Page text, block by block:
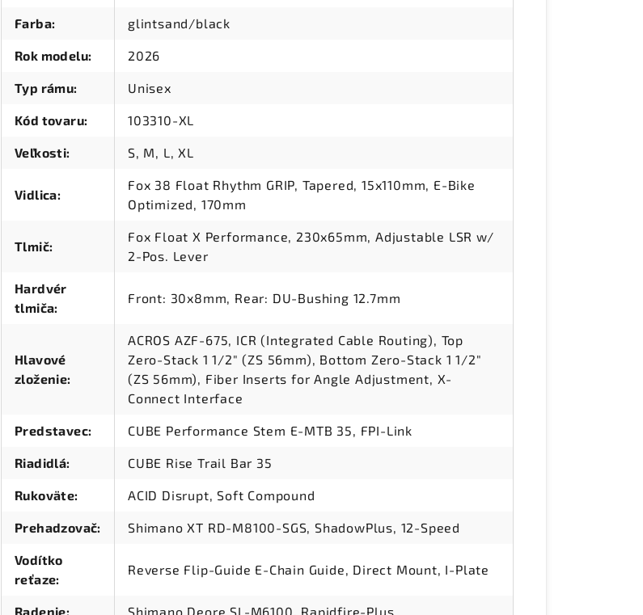
Farba: glintsand/black
Rok modelu: 2026
Typ rámu: Unisex
Kód tovaru: 103310-XL
Veľkosti: S, M, L, XL
Vidlica:
Fox 38 Float Rhythm GRIP, Tapered, 15x110mm, E-Bike
Optimized, 170mm
Tlmič:
Fox Float X Performance, 230x65mm, Adjustable LSR w/
2-Pos. Lever
Hardvér
tlmiča:
Front: 30x8mm, Rear: DU-Bushing 12.7mm
Hlavové
zloženie:
ACROS AZF-675, ICR (Integrated Cable Routing), Top
Zero-Stack 1 1/2" (ZS 56mm), Bottom Zero-Stack 1 1/2"
(ZS 56mm), Fiber Inserts for Angle Adjustment, X-
Connect Interface
Predstavec: CUBE Performance Stem E-MTB 35, FPI-Link
Riadidlá: CUBE Rise Trail Bar 35
Rukoväte: ACID Disrupt, Soft Compound
Prehadzovač: Shimano XT RD-M8100-SGS, ShadowPlus, 12-Speed
Vodítko
reťaze:
Reverse Flip-Guide E-Chain Guide, Direct Mount, I-Plate
Radenie: Shimano Deore SL-M6100, Rapidfire-Plus